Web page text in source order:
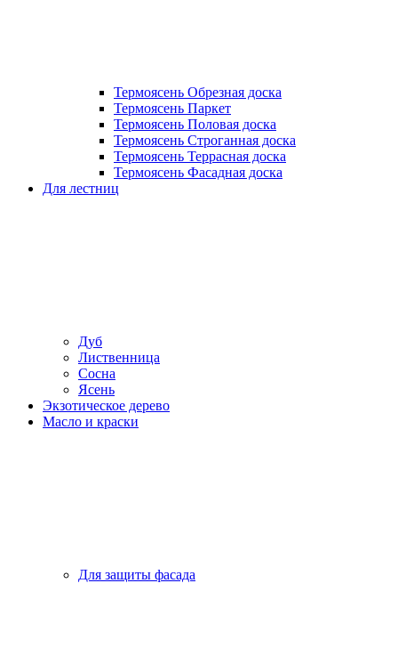
Термоясень Обрезная доска
Термоясень Паркет
Термоясень Половая доска
Термоясень Строганная доска
Термоясень Террасная доска
Термоясень Фасадная доска
Для лестниц
Дуб
Лиственница
Сосна
Ясень
Экзотическое дерево
Масло и краски
Для защиты фасада